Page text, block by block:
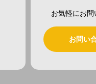
お気軽にお
お問い